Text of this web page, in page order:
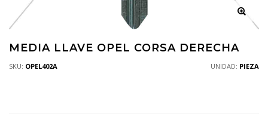
MEDIA LLAVE OPEL CORSA DERECHA
SKU: OPEL402A UNIDAD: PIEZA